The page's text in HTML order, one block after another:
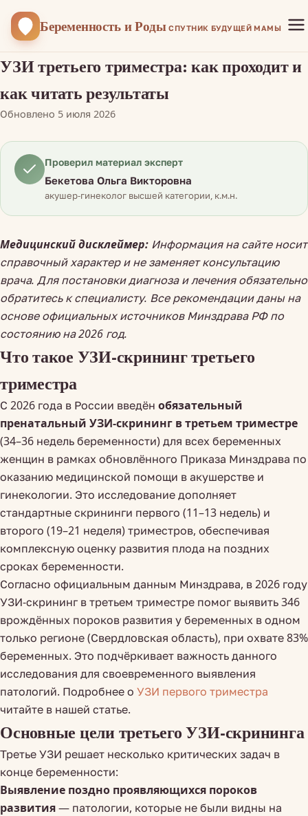
Беременностьи Роды СПУТНИК БУДУЩЕЙ МАМЫ
УЗИ третьего триместра: как проходит и
как читать результаты
Обновлено 5 июля 2026
Проверил материал эксперт
Бекетова Ольга Викторовна
акушер-гинеколог высшей категории, к.м.н.
Медицинский дисклеймер: Информация на сайте носит
справочный характер и не заменяет консультацию
врача. Для постановки диагноза и лечения обязательно
обратитесь к специалисту. Все рекомендации даны на
основе официальных источников Минздрава РФ по
состоянию на 2026 год.
Что такое УЗИ-скрининг третьего
триместра
С 2026 года в России введён обязательный
пренатальный УЗИ-скрининг в третьем триместре
(34–36 недель беременности) для всех беременных
женщин в рамках обновлённого Приказа Минздрава по
оказанию медицинской помощи в акушерстве и
гинекологии. Это исследование дополняет
стандартные скрининги первого (11–13 недель) и
второго (19–21 неделя) триместров, обеспечивая
комплексную оценку развития плода на поздних
сроках беременности.
Согласно официальным данным Минздрава, в 2026 году
УЗИ-скрининг в третьем триместре помог выявить 346
врождённых пороков развития у беременных в одном
только регионе (Свердловская область), при охвате 83%
беременных. Это подчёркивает важность данного
исследования для своевременного выявления
патологий. Подробнее о УЗИ первого триместра
читайте в нашей статье.
Основные цели третьего УЗИ-скрининга
Третье УЗИ решает несколько критических задач в
конце беременности:
Выявление поздно проявляющихся пороков
развития— патологии, которые не были видны на